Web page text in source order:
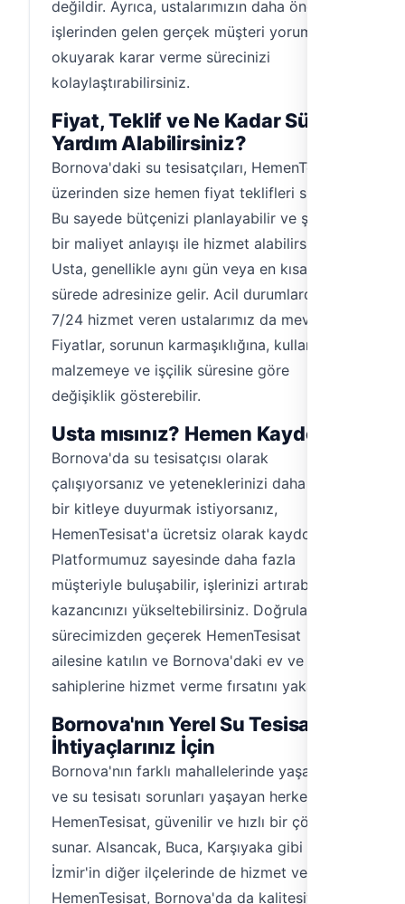
değildir. Ayrıca, ustalarımızın daha önceki
işlerinden gelen gerçek müşteri yorumlarını
okuyarak karar verme sürecinizi
kolaylaştırabilirsiniz.
Fiyat, Teklif ve Ne Kadar Sürede
Yardım Alabilirsiniz?
Bornova'daki su tesisatçıları, HemenTesisat
üzerinden size hemen fiyat teklifleri sunar.
Bu sayede bütçenizi planlayabilir ve şeffaf
bir maliyet anlayışı ile hizmet alabilirsiniz.
Usta, genellikle aynı gün veya en kısa
sürede adresinize gelir. Acil durumlarda
7/24 hizmet veren ustalarımız da mevcuttur.
Fiyatlar, sorunun karmaşıklığına, kullanılan
malzemeye ve işçilik süresine göre
değişiklik gösterebilir.
Usta mısınız? Hemen Kaydolun!
Bornova'da su tesisatçısı olarak
çalışıyorsanız ve yeteneklerinizi daha geniş
bir kitleye duyurmak istiyorsanız,
HemenTesisat'a ücretsiz olarak kaydolun.
Platformumuz sayesinde daha fazla
müşteriyle buluşabilir, işlerinizi artırabilir ve
kazancınızı yükseltebilirsiniz. Doğrulama
sürecimizden geçerek HemenTesisat
ailesine katılın ve Bornova'daki ev ve işyeri
sahiplerine hizmet verme fırsatını yakalayın.
Bornova'nın Yerel Su Tesisatçısı
İhtiyaçlarınız İçin
Bornova'nın farklı mahallelerinde yaşayan
ve su tesisatı sorunları yaşayan herkes için
HemenTesisat, güvenilir ve hızlı bir çözüm
sunar. Alsancak, Buca, Karşıyaka gibi
İzmir'in diğer ilçelerinde de hizmet veren
HemenTesisat, Bornova'da da kalitesiyle